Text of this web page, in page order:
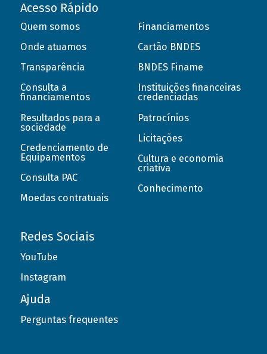
Acesso Rápido
Quem somos
Onde atuamos
Transparência
Consulta a
financiamentos
Resultados para a
sociedade
Credenciamento de
Equipamentos
Consulta PAC
Moedas contratuais
Financiamentos
Cartão BNDES
BNDES Finame
Instituições financeiras
credenciadas
Patrocínios
Licitações
Cultura e economia
criativa
Conhecimento
Redes Sociais
YouTube
Instagram
Ajuda
Perguntas frequentes